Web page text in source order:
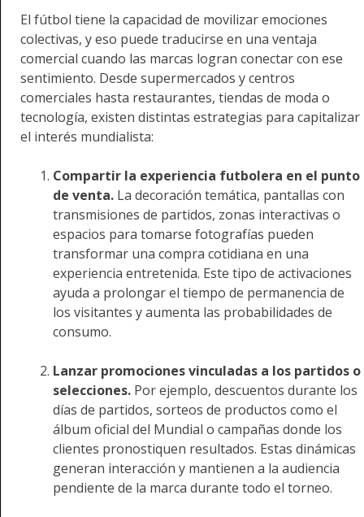
El fútbol tiene la capacidad de movilizar emociones
colectivas, y eso puede traducirse en una ventaja
comercial cuando las marcas logran conectar con ese
sentimiento. Desde supermercados y centros
comerciales hasta restaurantes, tiendas de moda o
tecnología, existen distintas estrategias para capitalizar
el interés mundialista:
Compartir la experiencia futbolera en el punto
de venta. La decoración temática, pantallas con
transmisiones de partidos, zonas interactivas o
espacios para tomarse fotografías pueden
transformar una compra cotidiana en una
experiencia entretenida. Este tipo de activaciones
ayuda a prolongar el tiempo de permanencia de
los visitantes y aumenta las probabilidades de
consumo.
Lanzar promociones vinculadas a los partidos o
selecciones. Por ejemplo, descuentos durante los
días de partidos, sorteos de productos como el
álbum oficial del Mundial o campañas donde los
clientes pronostiquen resultados. Estas dinámicas
generan interacción y mantienen a la audiencia
pendiente de la marca durante todo el torneo.